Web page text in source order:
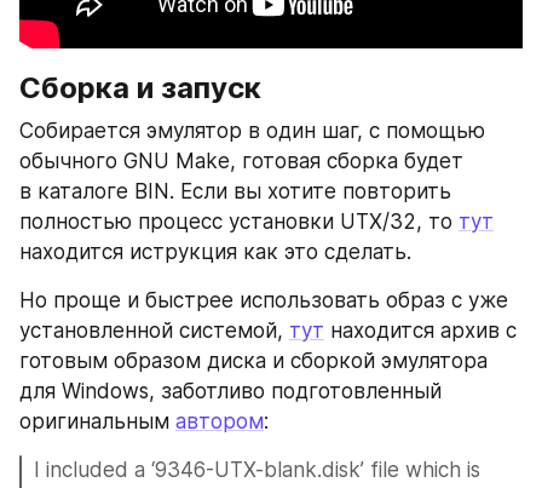
Сборка и запуск
Собирается эмулятор в один шаг, с помощью
обычного GNU Make, готовая сборка будет
в каталоге BIN. Если вы хотите повторить
полностью процесс установки UTX/32, то тут
находится иструкция как это сделать.
Но проще и быстрее использовать образ с уже
установленной системой, тут находится архив с
готовым образом диска и сборкой эмулятора
для Windows, заботливо подготовленный
оригинальным автором:
I included a ‘9346-UTX-blank.disk’ file which is